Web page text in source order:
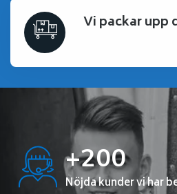
Vi packar upp
+200
Nöjda kunder vi har